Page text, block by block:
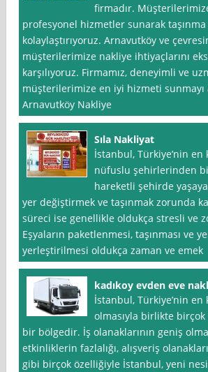
firmadır.
profesyonel hizmetler sunarak
kolaylaştırıyoruz. Arnavutköy ve
müşterilerimize nakliye ihtiyaçlarını
karşılıyoruz. Firmamız, deneyimli ve
müşterilerimize en iyi hizmeti sunmayı
Arnavutköy Nakliye
Sıla Nakliyat
İstanbul, Türkiye’nin en
nüfuslu şehirlerinden
hareketli şehirde
yer değiştirmek ve taşınmak zorunda
süreci ise genellikle oldukça stresli ve
Eşyaların paketlenmesi, taşınması ve
yerleştirilmesi oldukça zaman ve emek
kadıkoy evden eve
İstanbul, Türkiye’nin en
olmasıyla birlikte
bir bölgedir. İş olanaklarının geniş
etkinliklerin fazlalığı, alışveriş
gibi birçok özelliğiyle İstanbul, yeni